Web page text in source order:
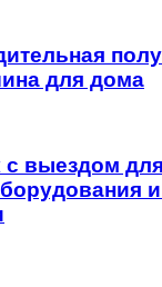
для дома
с выездом